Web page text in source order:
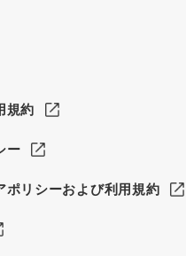
規約
ー
ポリシーおよび利用規約